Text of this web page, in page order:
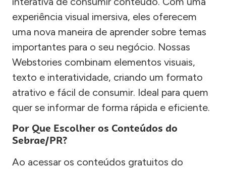
experiência visual imersiva, eles oferecem
uma nova maneira de aprender sobre temas
importantes para o seu negócio. Nossas
Webstories combinam elementos visuais,
texto e interatividade, criando um formato
atrativo e fácil de consumir. Ideal para quem
quer se informar de forma rápida e eficiente.
Por Que Escolher os Conteúdos do
Sebrae/PR?
Ao acessar os conteúdos gratuitos do